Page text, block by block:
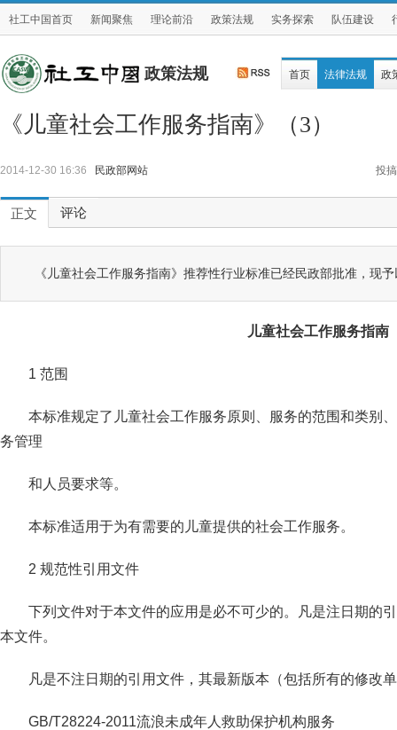
社工中国首页 新闻聚焦 理论前沿 政策法规 实务探索 队伍建设
政策法规 首页 法律法规 政
《儿童社会工作服务指南》（3）
2014-12-30 16:36 民政部网站 投搞
正文 评论
《儿童社会工作服务指南》推荐性行业标准已经民政部批准，现
儿童社会工作服务指南
1 范围
本标准规定了儿童社会工作服务原则、服务的范围和类别
务管理
和人员要求等。
本标准适用于为有需要的儿童提供的社会工作服务。
2 规范性引用文件
下列文件对于本文件的应用是必不可少的。凡是注日期的
本文件。
凡是不注日期的引用文件，其最新版本（包括所有的修改
GB/T28224-2011流浪未成年人救助保护机构服务